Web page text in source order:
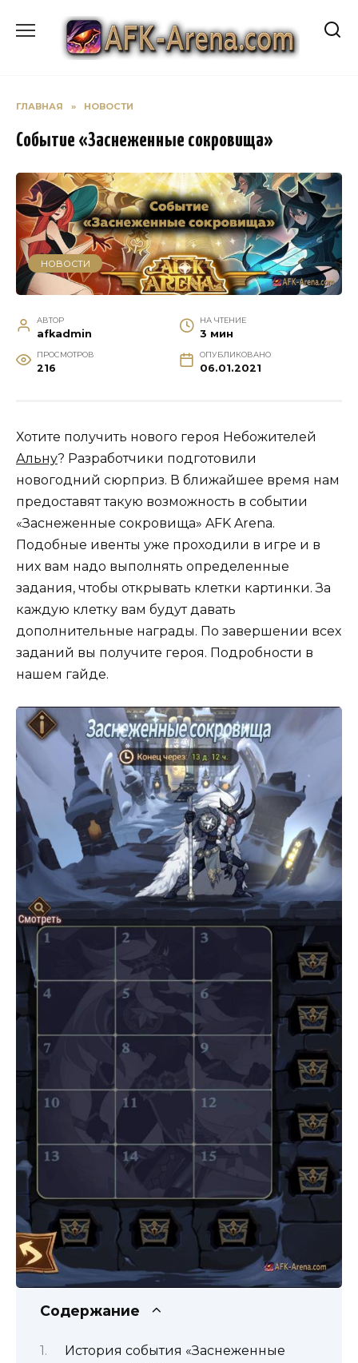
содержанию
ГЛАВНАЯ » НОВОСТИ
Событие «Заснеженные сокровища»
НОВОСТИ
АВТОР
afkadmin
НА ЧТЕНИЕ
3 мин
ПРОСМОТРОВ
216
ОПУБЛИКОВАНО
06.01.2021
Хотите получить нового героя Небожителей
Альну? Разработчики подготовили
новогодний сюрприз. В ближайшее время нам
предоставят такую возможность в событии
«Заснеженные сокровища» AFK Arena.
Подобные ивенты уже проходили в игре и в
них вам надо выполнять определенные
задания, чтобы открывать клетки картинки. За
каждую клетку вам будут давать
дополнительные награды. По завершении всех
заданий вы получите героя. Подробности в
нашем гайде.
Содержание
История события «Заснеженные